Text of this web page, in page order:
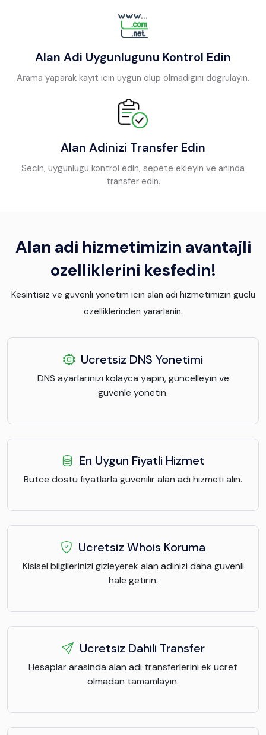
Alan Adi Uygunlugunu Kontrol Edin
Arama yaparak kayit icin uygun olup olmadigini dogrulayin.
Alan Adinizi Transfer Edin
Secin, uygunlugu kontrol edin, sepete ekleyin ve aninda
transfer edin.
Alan adi hizmetimizin avantajli
ozelliklerini kesfedin!
Kesintisiz ve guvenli yonetim icin alan adi hizmetimizin guclu
ozelliklerinden yararlanin.
Ucretsiz DNS Yonetimi
DNS ayarlarinizi kolayca yapin, guncelleyin ve
guvenle yonetin.
En Uygun Fiyatli Hizmet
Butce dostu fiyatlarla guvenilir alan adi hizmeti alin.
Ucretsiz Whois Koruma
Kisisel bilgilerinizi gizleyerek alan adinizi daha guvenli
hale getirin.
Ucretsiz Dahili Transfer
Hesaplar arasinda alan adi transferlerini ek ucret
olmadan tamamlayin.